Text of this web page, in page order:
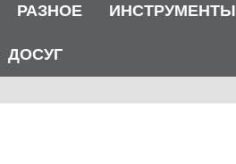
РАЗНОЕ
ДОСУГ
ИНСТРУМЕНТЫ